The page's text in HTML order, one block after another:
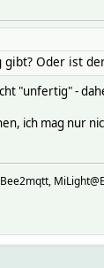
gibt? Oder ist
"unfertig" -
ich mag nur